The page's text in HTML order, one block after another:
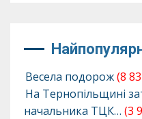
Весела подорож(8
На Тернопільщині
начальника ТЦК… (3